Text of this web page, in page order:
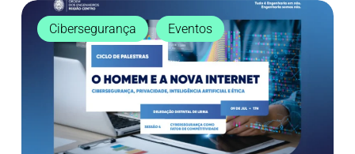
Cibersegurança
como
Fator
Competitividade
Cibersegurança Eventos